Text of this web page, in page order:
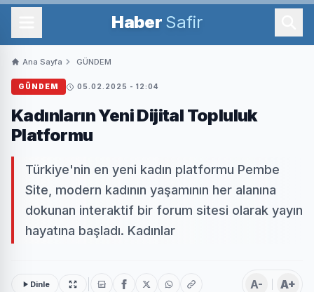
Haber Safir
Ana Sayfa GÜNDEM
GÜNDEM 05.02.2025 - 12:04
Kadınların Yeni Dijital Topluluk
Platformu
Türkiye'nin en yeni kadın platformu Pembe
Site, modern kadının yaşamının her alanına
dokunan interaktif bir forum sitesi olarak yayın
hayatına başladı. Kadınlar
Dinle A- A+